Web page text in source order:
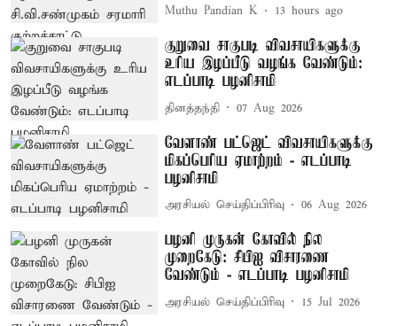
Muthu Pandian K 13 hours ago
குறுவை சாகுபடி விவசாயிகளுக்கு
உரிய இழப்பீடு வழங்க வேண்டும்:
எடப்பாடி பழனிசாமி
தினத்தந்தி 07 Aug 2026
வேளாண் பட்ஜெட் விவசாயிகளுக்கு
மிகப்பெரிய ஏமாற்றம் - எடப்பாடி
பழனிசாமி
அரசியல் செய்திப்பிரிவு 06 Aug 2026
பழனி முருகன் கோவில் நில
முறைகேடு: சிபிஐ விசாரணை
வேண்டும் - எடப்பாடி பழனிசாமி
அரசியல் செய்திப்பிரிவு 15 Jul 2026